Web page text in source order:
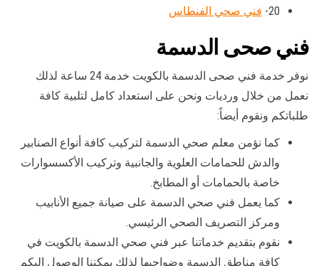
20- فني صحي الفنطاس
فني صحى الدسمة
نوفر خدمة فني صحى الدسمة بالكويت خدمة 24 ساعة لذلك
نعمل من خلال ورديات ونحن على استعداد كامل لتلبية كافة
طلباتكم ونقوم أيضاً:
كما نؤمن معلم صحي الدسمة لتركيب كافة أنواع الصنابير
والدش للحمامات العلوية والجانبية وتركيب الأكسسوارات
خاصة بالحمامات أو المطابخ.
كما يعمل فني صحي الدسمة على صيانة جميع الأنابيب
ومركز التصريف الصحي الرئيسي.
نقوم بتقديم خدماتنا عبر فني صحي الدسمة بالكويت في
كافة مناطق الدسمة وضواحيها لذلك يمكننا الوصول اليكم